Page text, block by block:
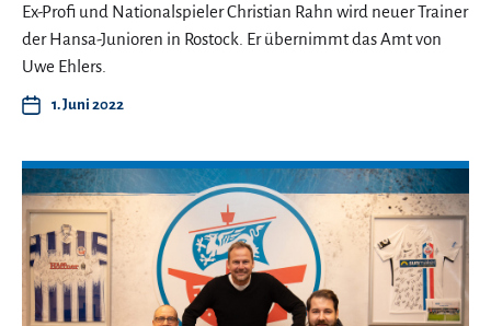
Ex-Profi und Nationalspieler Christian Rahn wird neuer Trainer
der Hansa-Junioren in Rostock. Er übernimmt das Amt von
Uwe Ehlers.
1. Juni 2022